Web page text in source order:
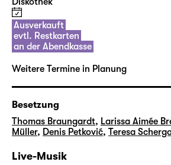
machen sie sich auf die Spur
phantomhaften wie
Phänomens: nach dem Kitt,
Gesellschaft zusammenhält.
Wenn die Rede ist von einem
verlorengegangenen oder
gesellschaftlichen
ihn, gibt es ihn noch? Wie
inszeniert, reflektiert? Und
nach ihm oder seinen Spuren
Ausverkauft
evtl. Restkarten
an der Abendkasse
Weitere Termine in Planung
Besetzung
Thomas Braungardt, Larissa Aimée
Müller, Denis Petković, Teresa
Live-Musik